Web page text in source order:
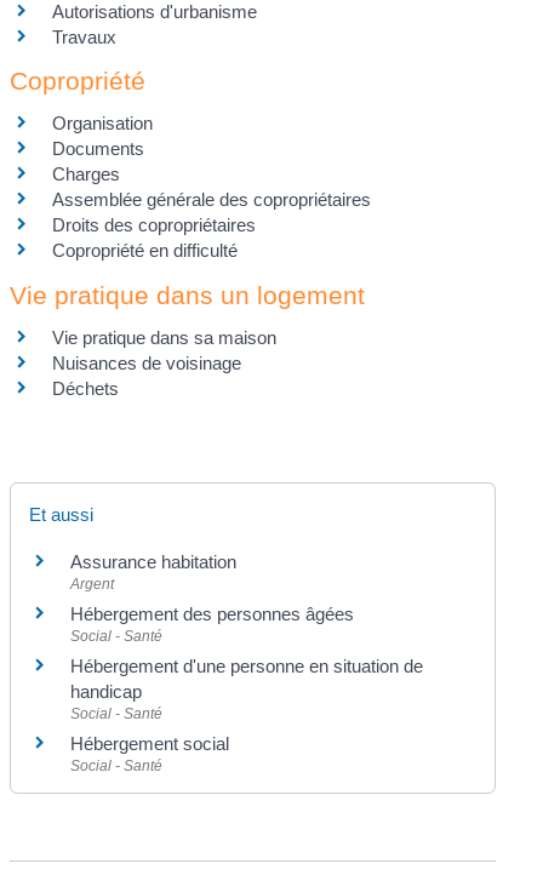
Autorisations d'urbanisme
Travaux
Copropriété
Organisation
Documents
Charges
Assemblée générale des copropriétaires
Droits des copropriétaires
Copropriété en difficulté
Vie pratique dans un logement
Vie pratique dans sa maison
Nuisances de voisinage
Déchets
Et aussi
Assurance habitation
Argent
Hébergement des personnes âgées
Social - Santé
Hébergement d'une personne en situation de
handicap
Social - Santé
Hébergement social
Social - Santé